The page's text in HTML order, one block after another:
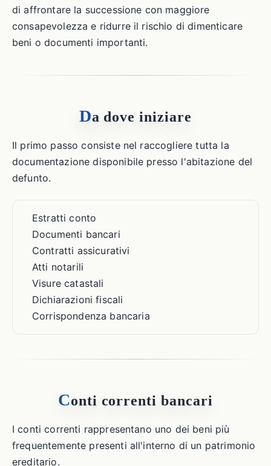
di affrontare la successione con maggiore
consapevolezza e ridurre il rischio di dimenticare
beni o documenti importanti.
Da dove iniziare
Il primo passo consiste nel raccogliere tutta la
documentazione disponibile presso l'abitazione del
defunto.
Estratti conto
Documenti bancari
Contratti assicurativi
Atti notarili
Visure catastali
Dichiarazioni fiscali
Corrispondenza bancaria
Conti correnti bancari
I conti correnti rappresentano uno dei beni più
frequentemente presenti all'interno di un patrimonio
ereditario.